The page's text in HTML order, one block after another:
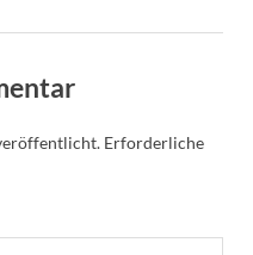
Erforderliche